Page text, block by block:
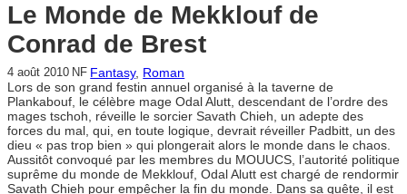
Le Monde de Mekklouf de
Conrad de Brest
4 août 2010 NF Fantasy, Roman
Lors de son grand festin annuel organisé à la taverne de
Plankabouf, le célèbre mage Odal Alutt, descendant de l’ordre des
mages tschoh, réveille le sorcier Savath Chieh, un adepte des
forces du mal, qui, en toute logique, devrait réveiller Padbitt, un des
dieu « pas trop bien » qui plongerait alors le monde dans le chaos.
Aussitôt convoqué par les membres du MOUUCS, l’autorité politique
suprême du monde de Mekklouf, Odal Alutt est chargé de rendormir
Savath Chieh pour empêcher la fin du monde. Dans sa quête, il est